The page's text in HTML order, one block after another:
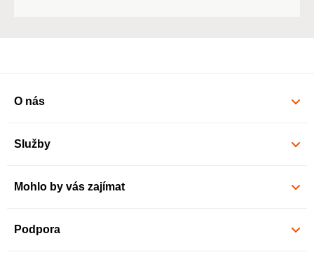
O nás
Služby
Mohlo by vás zajímat
Podpora